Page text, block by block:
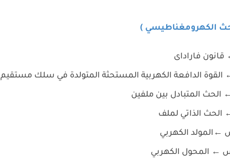
الكهرومغناطيسي )
فاراداى
القوة الدافعة الكهربية المستحثة المتولدة في سلك مستقيم
الحث المتبادل بين ملفين
الحث الذاتي لملف
←المولد الكهربي
← المحول الكهربي